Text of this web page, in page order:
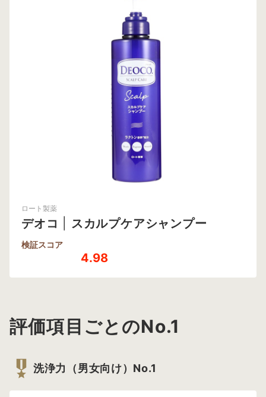
ロート製薬
デオコ スカルプケアシャンプー
検証スコア
4.98
評価項目ごとのNo.1
洗浄力（男女向け）No.1